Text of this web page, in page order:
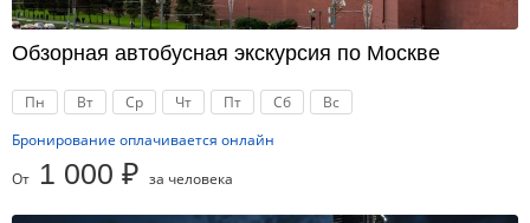
Обзорная автобусная экскурсия по Москве
Пн Вт Ср Чт Пт Сб
Вс
Бронирование оплачивается онлайн
От 1 000 ₽ за человека